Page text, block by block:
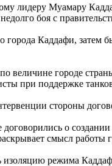
лидеру Муамару
боя с
Каддафи, затем
величине городе
при поддержке
стороны
о
смысл работы
режима